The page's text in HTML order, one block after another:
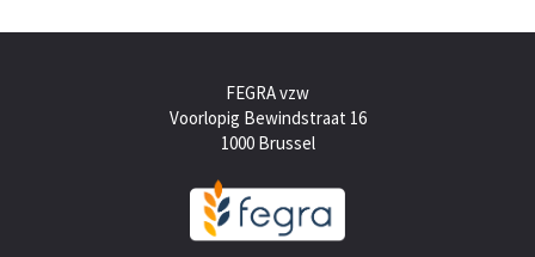
FEGRA vzw
Voorlopig Bewindstraat 16
1000 Brussel